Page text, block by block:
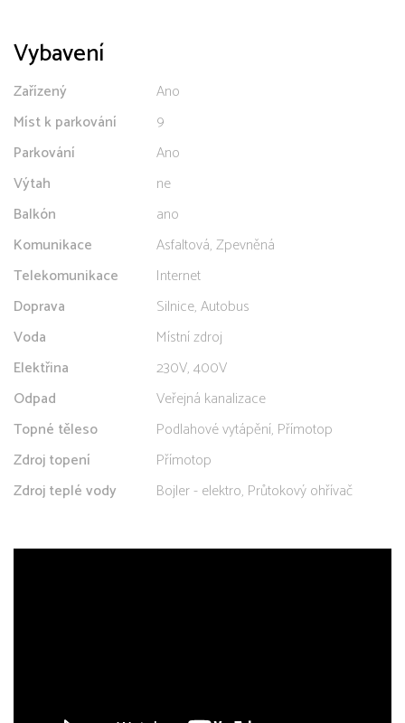
Vybavení
Zařízený
Ano
Míst k parkování
9
Parkování
Ano
Výtah
ne
Balkón
ano
Komunikace
Asfaltová, Zpevněná
Telekomunikace
Internet
Doprava
Silnice, Autobus
Voda
Místní zdroj
Elektřina
230V, 400V
Odpad
Veřejná kanalizace
Topné těleso
Podlahové vytápění, Přímotop
Zdroj topení
Přímotop
Zdroj teplé vody
Bojler - elektro, Průtokový ohřívač